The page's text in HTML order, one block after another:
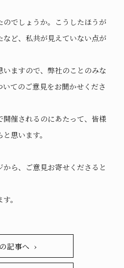
でしょうか。こうしたほうが
など、私共が見えていない点が
ますので、弊社のことのみな
てのご意見をお聞かせくださ
催されるのにあたって、皆様
思います。
ら、ご意見お寄せくださると
。
記事へ ›